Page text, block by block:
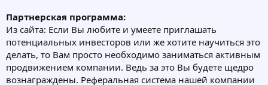
Партнерская программа:
Из сайта: Если Вы любите и умеете приглашать
потенциальных инвесторов или же хотите научиться это
делать, то Вам просто необходимо заниматься активным
продвижением компании. Ведь за это Вы будете щедро
вознаграждены. Реферальная система нашей компании